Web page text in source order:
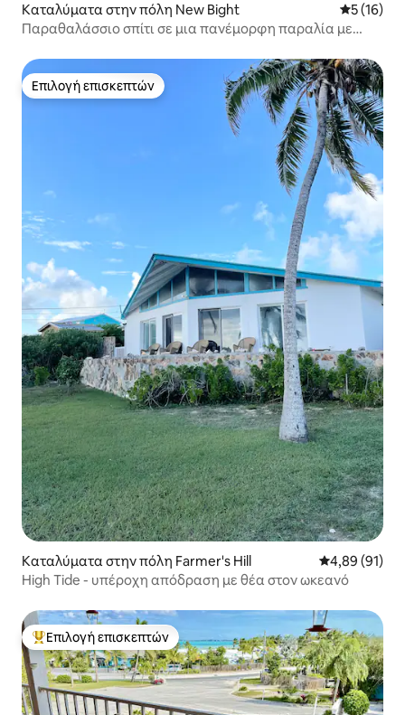
Καταλύματα στην πόλη New Bight Μέση
5 (16)
Παραθαλάσσιο σπίτι σε μια πανέμορφη παραλία με
Επιλογή επισκεπτών
Επιλογή επισκεπτών
Καταλύματα στην πόλη Farmer's Hill Μέση
4,89 (91)
High Tide - υπέροχη απόδραση με θέα στον ωκεανό
Κορυφαία επιλογή επισκεπτών
Επιλογή επισκεπτών